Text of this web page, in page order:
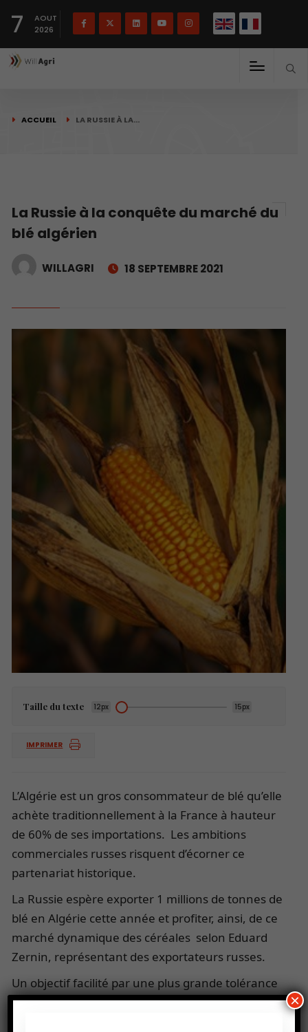
7
AOUT
2026
ACCUEIL LA RUSSIE À LA…
La Russie à la conquête du marché du
blé algérien
WILLAGRI 18 SEPTEMBRE 2021
Taille du texte 12px 15px
IMPRIMER
L’Algérie est un gros consommateur de blé qu’elle
achète traditionnellement à la France à hauteur
de 60% de ses importations. Les ambitions
commerciales russes risquent d’écorner ce
partenariat historique.
La Russie espère exporter 1 millions de tonnes de
blé en Algérie cette année et profiter, ainsi, de ce
marché dynamique des céréales selon Eduard
Zernin, représentant des exportateurs russes.
Un objectif facilité par une plus grande tolérance
de l’Office algérien interprofessionnel des
×
Français English(English)